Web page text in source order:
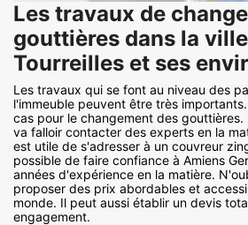
Les travaux de
gouttières dans la
Tourreilles et ses
Les travaux qui se font au niveau des
l'immeuble peuvent être très
cas pour le changement des
va falloir contacter des experts en la
est utile de s'adresser à un couvreur
possible de faire confiance à Amiens
années d'expérience en la matière.
proposer des prix abordables et
monde. Il peut aussi établir un devis
engagement.